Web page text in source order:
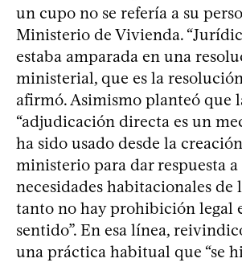
un cupo no se refería a su
Ministerio de Vivienda.
estaba amparada en una
ministerial, que es la
afirmó. Asimismo planteó que
“adjudicación directa es un
ha sido usado desde la
ministerio para dar respuesta a
necesidades habitacionales de
tanto no hay prohibición legal
sentido”. En esa línea,
una práctica habitual que “se